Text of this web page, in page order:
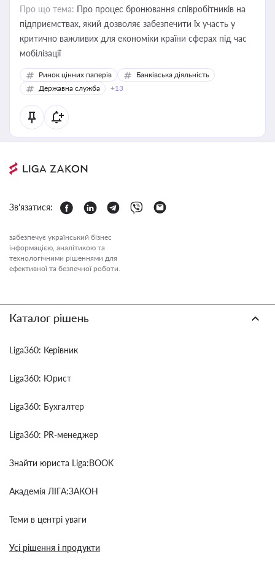
Про що тема: Про процес бронювання співробітників на
підприємствах, який дозволяє забезпечити їх участь у
критично важливих для економіки країни сферах під час
мобілізації
Ринок цінних паперів
Банківська діяльність
Державна служба
+13
Зв'язатися:
забезпечує український бізнес
інформацією, аналітикою та
технологічними рішеннями для
ефективної та безпечної роботи.
Каталог рішень
Liga360: Керівник
Liga360: Юрист
Liga360: Бухгалтер
Liga360: PR-менеджер
Знайти юриста Liga:BOOK
Академія ЛІГА:ЗАКОН
Теми в центрі уваги
Усі рішення і продукти